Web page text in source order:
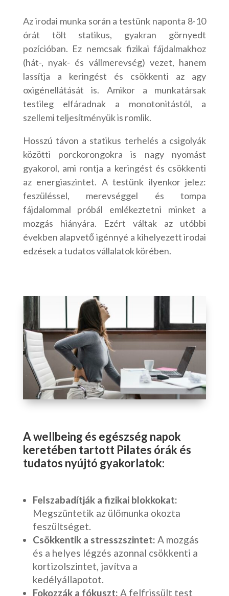
Az irodai munka során a testünk naponta 8-10
órát tölt statikus, gyakran görnyedt
pozícióban. Ez nemcsak fizikai fájdalmakhoz
(hát-, nyak- és vállmerevség) vezet, hanem
lassítja a keringést és csökkenti az agy
oxigénellátását is. Amikor a munkatársak
testileg elfáradnak a monotonitástól, a
szellemi teljesítményük is romlik.
Hosszú távon a statikus terhelés a csigolyák
közötti porckorongokra is nagy nyomást
gyakorol, ami rontja a keringést és csökkenti
az energiaszintet. A testünk ilyenkor jelez:
feszüléssel, merevséggel és tompa
fájdalommal próbál emlékeztetni minket a
mozgás hiányára. Ezért váltak az utóbbi
években alapvető igénnyé a kihelyezett irodai
edzések a tudatos vállalatok körében.
A wellbeing és egészség napok
keretében tartott Pilates órák és
tudatos nyújtó gyakorlatok:
Felszabadítják a fizikai blokkokat:
Megszüntetik az ülőmunka okozta
feszültséget.
Csökkentik a stresszszintet: A mozgás
és a helyes légzés azonnal csökkenti a
kortizolszintet, javítva a
kedélyállapotot.
Fokozzák a fókuszt: A felfrissült test